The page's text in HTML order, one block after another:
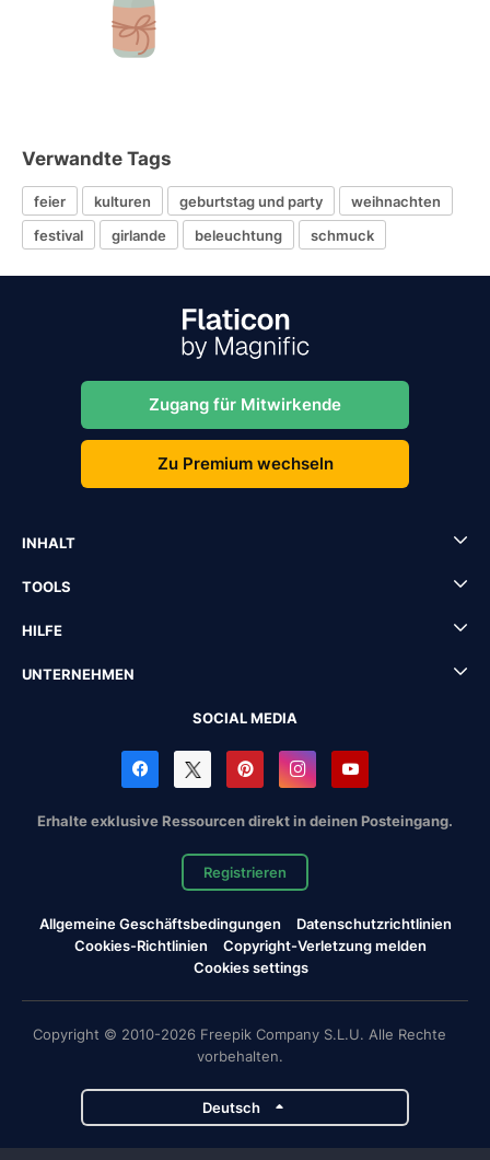
Verwandte Tags
feier kulturen geburtstag und party
weihnachten
festival
girlande beleuchtung schmuck
Zugang für Mitwirkende
Zu Premium wechseln
INHALT
TOOLS
HILFE
UNTERNEHMEN
SOCIAL MEDIA
Erhalte exklusive Ressourcen direkt in deinen Posteingang.
Registrieren
Allgemeine Geschäftsbedingungen
Datenschutzrichtlinien
Cookies-Richtlinien
Copyright-Verletzung melden
Cookies settings
Copyright © 2010-2026 Freepik Company S.L.U. Alle Rechte
vorbehalten.
Deutsch